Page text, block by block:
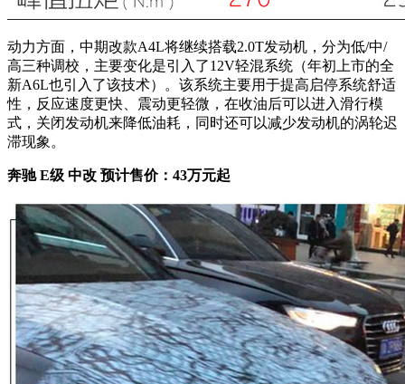
动力方面，中期改款A4L将继续搭载2.0T发动机，分为低/中/
高三种调校，主要变化是引入了12V轻混系统（年初上市的全
新A6L也引入了该技术）。该系统主要用于提高启停系统舒适
性，反应速度更快、震动更轻微，在收油后可以进入滑行模
式，关闭发动机来降低油耗，同时还可以减少发动机的涡轮迟
滞现象。
奔驰 E级 中改 预计售价：43万元起